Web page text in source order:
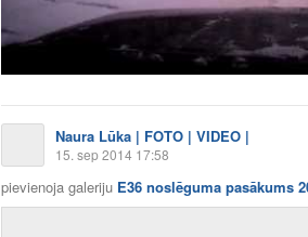
Naura Lūka | FOTO | VIDEO |
15. sep 2014 17:58
pievienoja galeriju E36 noslēguma pasākums